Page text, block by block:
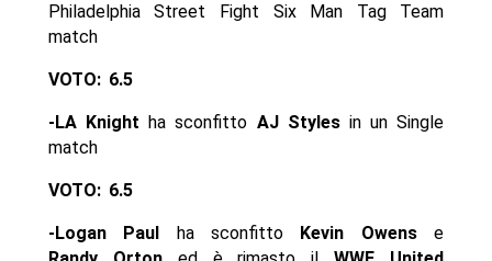
Philadelphia Street Fight Six Man Tag Team
match
VOTO: 6.5
-LA Knight ha sconfitto AJ Styles in un Single
match
VOTO: 6.5
-Logan Paul ha sconfitto Kevin Owense